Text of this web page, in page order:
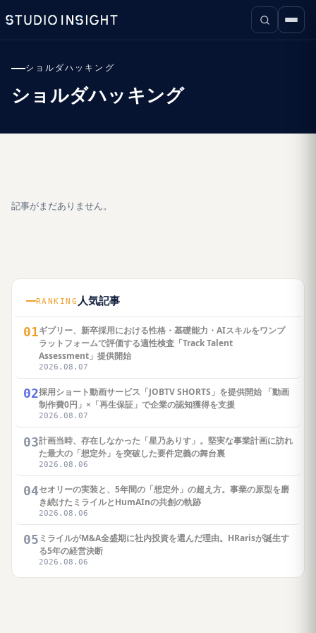
ショルダハッキング
ショルダハッキング
記事がまだありません。
RANKING 人気記事
01ギブリー、新卒採用における性格・基礎能力・AIスキルをワンプ
ラットフォームで評価する適性検査「Track Talent
Assessment」提供開始
2026.08.07
02採用ショート動画サービス「JOBTV SHORTS」を提供開始 「動画
制作費0円」×「再生保証」で企業の認知獲得を支援
2026.08.07
03計画当時、存在しなかった「星乃ありす」。堅実な事業計画に訪れ
た最大の「想定外」を突破した要件定義の舞台裏
2026.08.06
04セオリーの実装と、5年間の「想定外」の超え方。事業の原型を磨
き続けたミライルとHumAInの共創の軌跡
2026.08.06
05 ミライルがM&A全盛期に社内投資を選んだ理由。HRarisが誕生す
る5年の経営決断
2026.08.06